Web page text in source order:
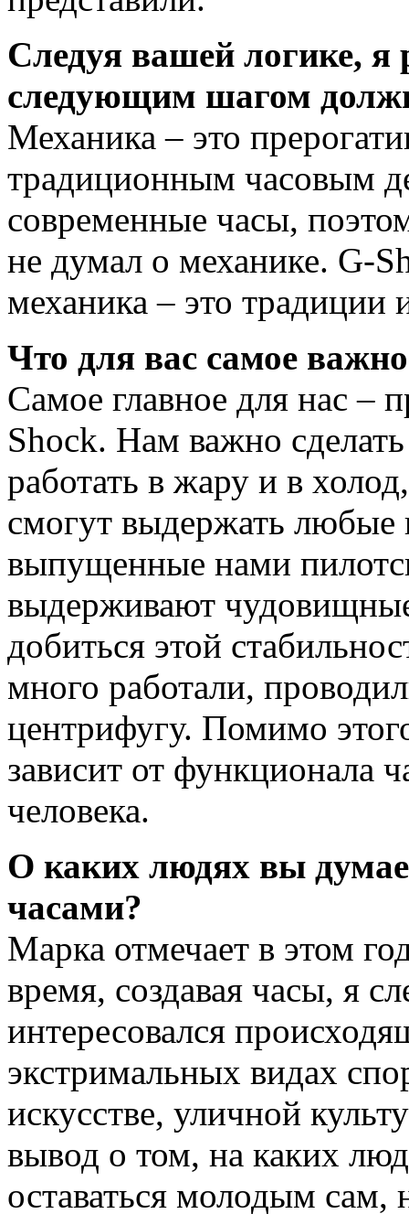
Следуя вашей логике, я
следующим шагом
Механика – это
традиционным часовым
современные часы,
не думал о механике. G-
механика – это традиции
Что для вас самое
Самое главное для нас –
Shock. Нам важно
работать в жару и в
смогут выдержать любые
выпущенные нами
выдерживают
добиться этой
много работали,
центрифугу. Помимо
зависит от функционала
человека.
О каких людях вы
часами?
Марка отмечает в этом
время, создавая часы, я
интересовался
экстримальных видах
искусстве, уличной
вывод о том, на каких
оставаться молодым сам,